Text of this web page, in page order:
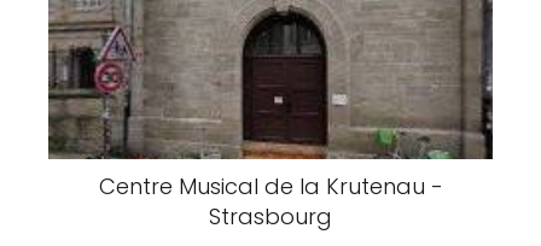
Centre Musical de la Krutenau -
Strasbourg